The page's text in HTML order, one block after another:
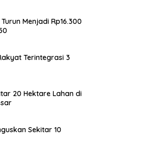
Menjadi Rp16.300
Terintegrasi 3
20 Hektare Lahan di
Sekitar 10